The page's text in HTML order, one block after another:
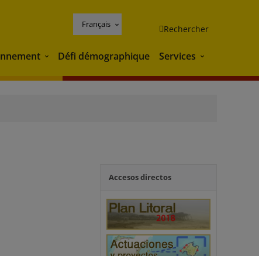
Français Rechercher
Environnement
Défi démographique Services Services
Accesos directos